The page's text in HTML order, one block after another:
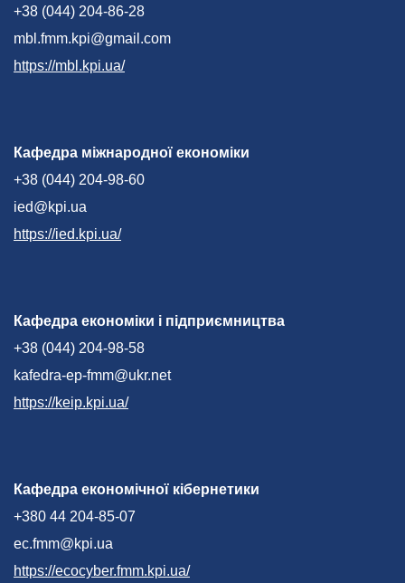
+38 (044) 204-86-28
mbl.fmm.kpi@gmail.com
https://mbl.kpi.ua/
Кафедра міжнародної економіки
+38 (044) 204-98-60
ied@kpi.ua
https://ied.kpi.ua/
Кафедра економіки і підприємництва
+38 (044) 204-98-58
kafedra-ep-fmm@ukr.net
https://keip.kpi.ua/
Кафедра економічної кібернетики
+380 44 204-85-07
ec.fmm@kpi.ua
https://ecocyber.fmm.kpi.ua/